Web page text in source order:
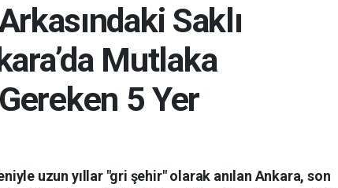
Saklı
Mutlaka
5 Yer
uzun yıllar "gri şehir" olarak anılan Ankara, son